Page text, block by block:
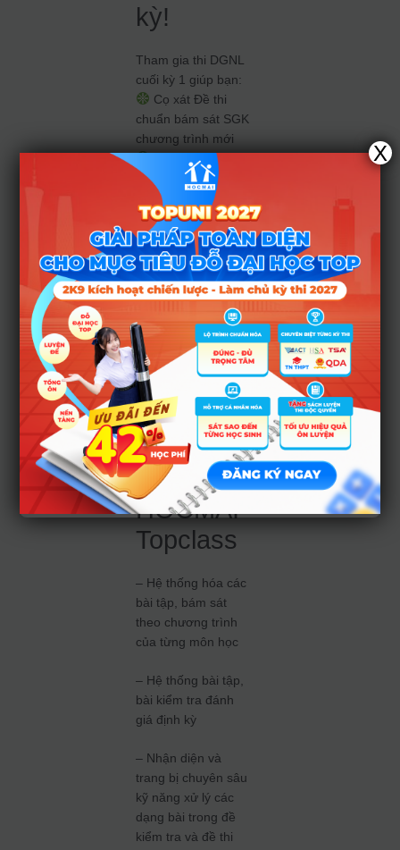
kỳ!
Tham gia thi DGNL
cuối kỳ 1 giúp bạn:
Cọ xát Đề thi
chuẩn bám sát SGK
chương trình mới
Nhận trọn bộ tài
liệu ôn tập cuối kỳ 1
Tham gia Live
giải chữa đề + tư
vấn ôn tập sau thi
cùng giáo viên
Tham gia cộng
đồng PH trao đổi
Cơ hội nhận Học
bổng cho các HS
đạt điểm cao
6. Bứt
phá điểm
số cùng
HOCMAI
Topclass
– Hệ thống hóa các
bài tập, bám sát
theo chương trình
của từng môn học
– Hệ thống bài tập,
bài kiểm tra đánh
giá định kỳ
– Nhận diện và
trang bị chuyên sâu
kỹ năng xử lý các
dạng bài trong đề
kiểm tra và đề thi
X